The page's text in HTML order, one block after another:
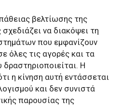
βελτίωσης της
να διακόψει τη
που εμφανίζουν
όλες τις αγορές και τα
Η
η κίνηση αυτή εντάσσεται
και δεν συνιστά
παρουσίας της